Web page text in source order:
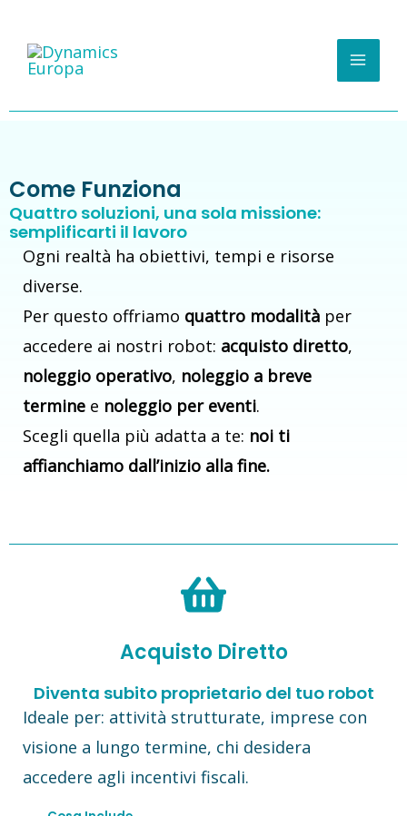
contenuto
Main
Come Funziona
Quattro soluzioni, una sola missione:
semplificarti il lavoro
Ogni realtà ha obiettivi, tempi e risorse
diverse.
Per questo offriamo quattro modalità per
accedere ai nostri robot: acquisto diretto,
noleggio operativo, noleggio a breve
termine e noleggio per eventi.
Scegli quella più adatta a te: noi ti
affianchiamo dall’inizio alla fine.
Acquisto Diretto
Diventa subito proprietario del tuo robot
Ideale per: attività strutturate, imprese con
visione a lungo termine, chi desidera
accedere agli incentivi fiscali.